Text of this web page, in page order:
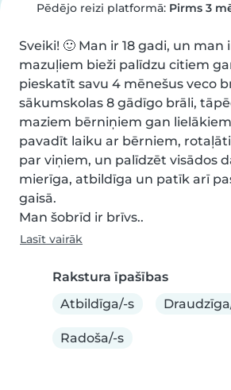
Pēdējo reizi platformā: Pirms 3
Sveiki! 🙂 Man ir 18 gadi, un man
mazuļiem bieži palīdzu citiem
pieskatīt savu 4 mēnešus veco
sākumskolas 8 gādīgo brāli,
maziem bērniņiem gan
pavadīt laiku ar bērniem,
par viņiem, un palīdzēt visādos
mierīga, atbildīga un patīk arī
gaisā.
Man šobrīd ir brīvs..
Lasīt vairāk
Rakstura īpašības
Atbildīga/-s
Radoša/-s